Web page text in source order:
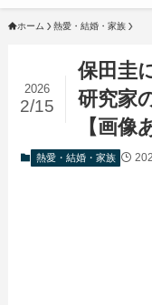
ホーム 熱愛・結婚・家族
保田圭
研究家
【画像
2026
2/15
熱愛・結婚・家族